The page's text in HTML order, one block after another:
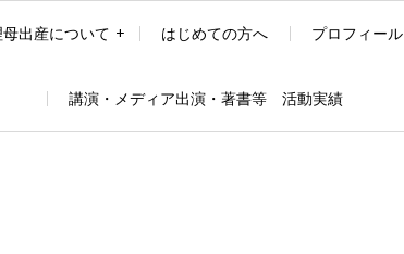
出産について はじめての方へ プロフィール
講演・メディア出演・著書等 活動実績